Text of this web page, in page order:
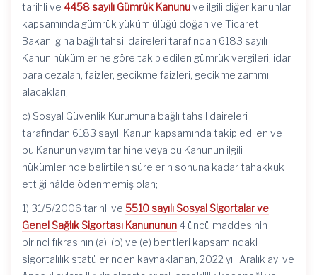
tarihli ve 4458 sayılı Gümrük Kanunuve ilgili diğer kanunlar
kapsamında gümrük yükümlülüğü doğan ve Ticaret
Bakanlığına bağlı tahsil daireleri tarafından 6183 sayılı
Kanun hükümlerine göre takip edilen gümrük vergileri, idari
para cezalan, faizler, gecikme faizleri, gecikme zammı
alacakları,
c) Sosyal Güvenlik Kurumuna bağlı tahsil daireleri
tarafından 6183 sayılı Kanun kapsamında takip edilen ve
bu Kanunun yayım tarihine veya bu Kanunun ilgili
hükümlerinde belirtilen sürelerin sonuna kadar tahakkuk
ettiği hâlde ödenmemiş olan;
1) 31/5/2006 tarihli ve 5510 sayılı Sosyal Sigortalar ve
Genel Sağlık Sigortası Kanununun 4 üncü maddesinin
birinci fıkrasının (a), (b) ve (e) bentleri kapsamındaki
sigortalılık statülerinden kaynaklanan, 2022 yılı Aralık ayı ve